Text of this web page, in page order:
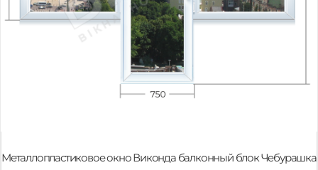
Металлопластиковое окно Виконда балконный блок Чебурашка